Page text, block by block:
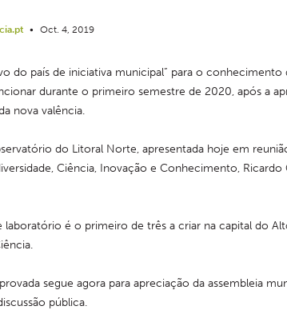
• Oct. 4, 2019
do país de iniciativa municipal” para o conhecimento
durante o primeiro semestre de 2020, após a
nova valência.
do Litoral Norte, apresentada hoje em
Ciência, Inovação e Conhecimento, Ricardo
laboratório é o primeiro de três a criar na capital do
segue agora para apreciação da assembleia
pública.